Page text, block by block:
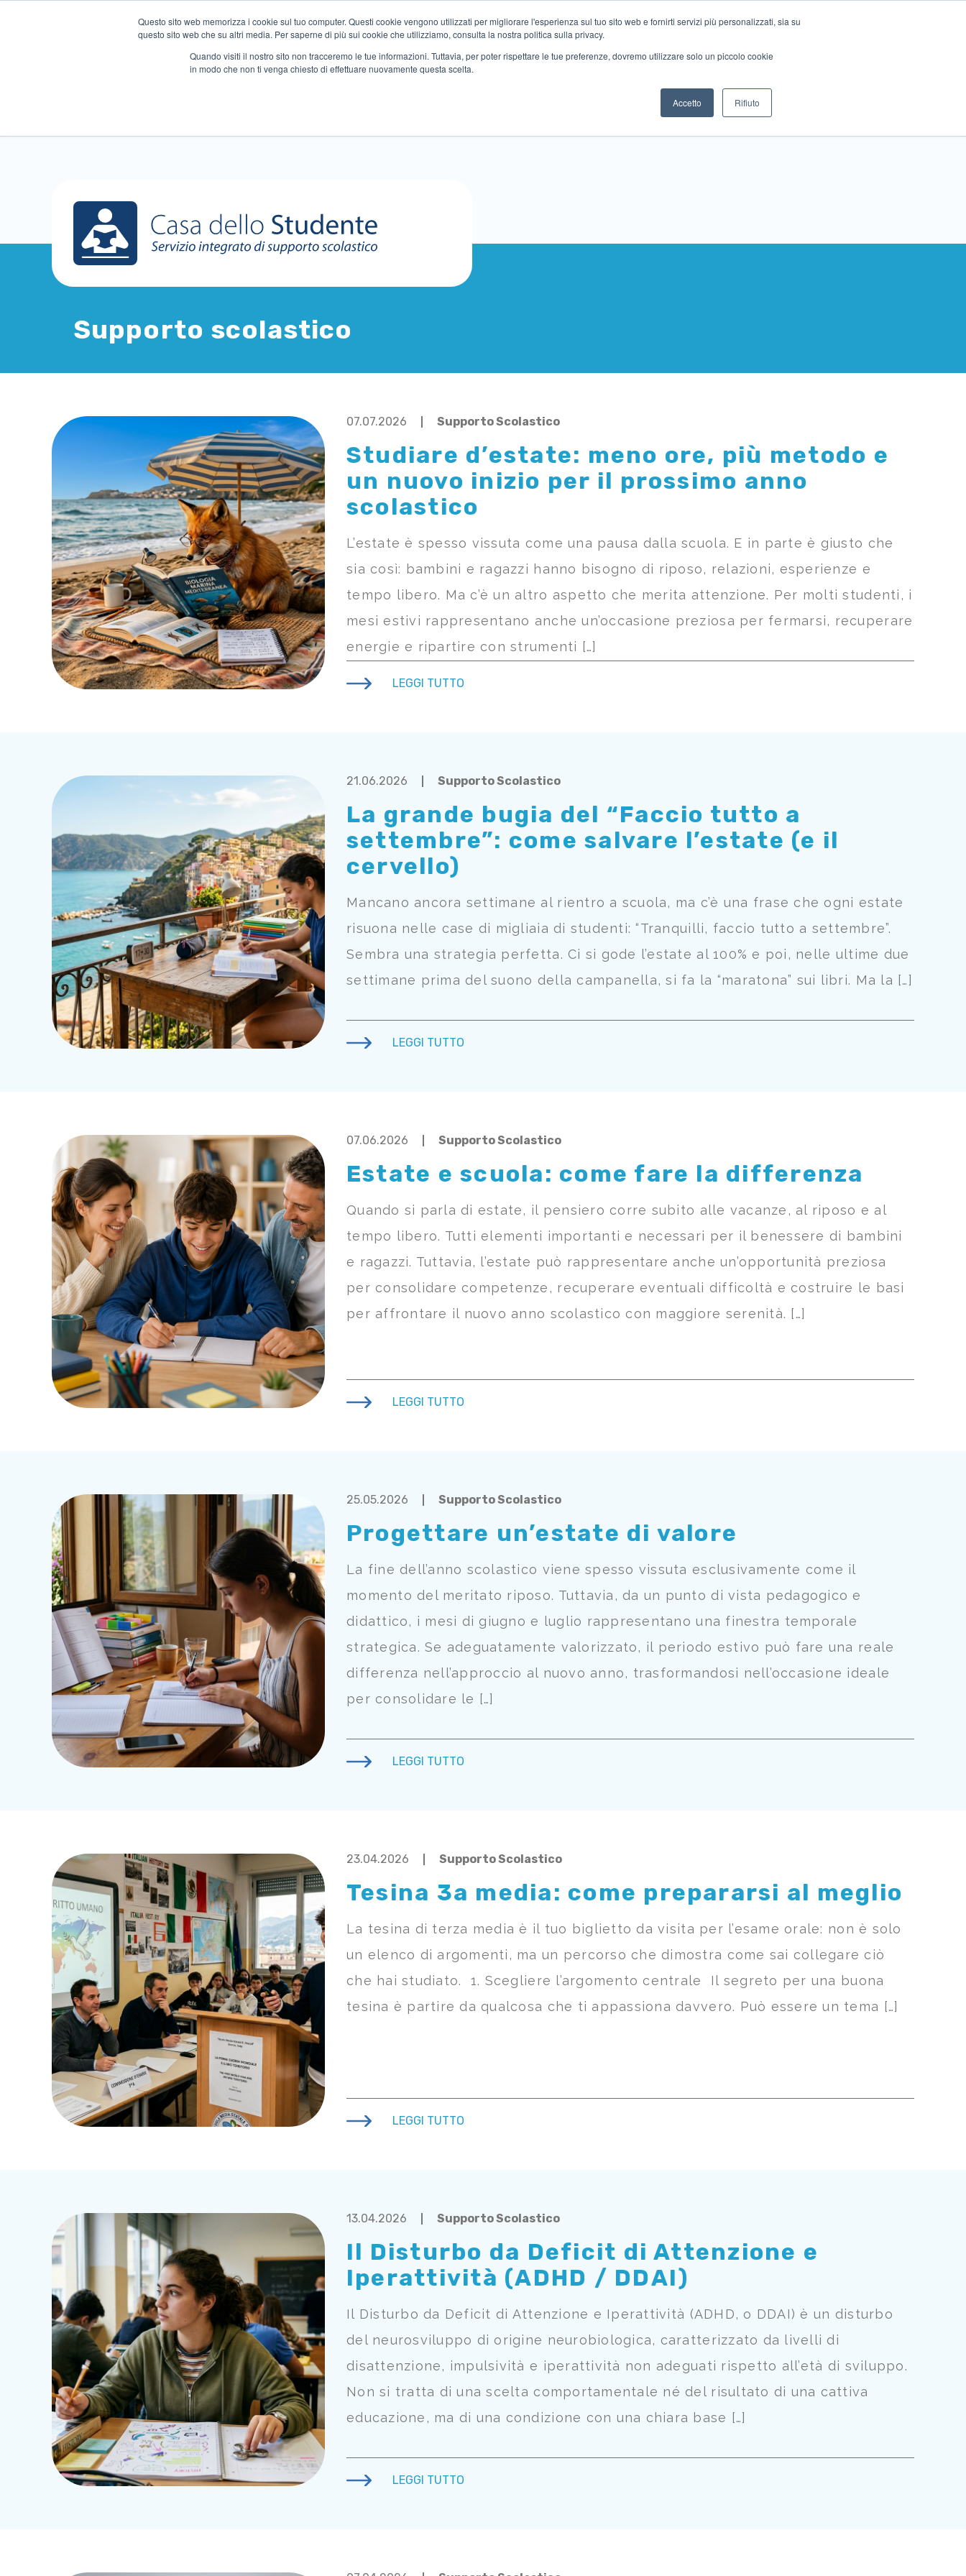
Questo sito web memorizza i cookie sul tuo computer. Questi cookie vengono utilizzati per migliorare l'esperienza sul tuo sito web e fornirti servizi più personalizzati, sia su
questo sito web che su altri media. Per saperne di più sui cookie che utilizziamo, consulta la nostra politica sulla privacy.
Quando visiti il ​​nostro sito non tracceremo le tue informazioni. Tuttavia, per poter rispettare le tue preferenze, dovremo utilizzare solo un piccolo cookie
in modo che non ti venga chiesto di effettuare nuovamente questa scelta.
Accetto Rifiuto
Supporto scolastico
07.07.2026 Supporto Scolastico
Studiare d’estate: meno ore, più metodo e
un nuovo inizio per il prossimo anno
scolastico
L’estate è spesso vissuta come una pausa dalla scuola. E in parte è giusto che
sia così: bambini e ragazzi hanno bisogno di riposo, relazioni, esperienze e
tempo libero. Ma c’è un altro aspetto che merita attenzione. Per molti studenti, i
mesi estivi rappresentano anche un’occasione preziosa per fermarsi, recuperare
energie e ripartire con strumenti […]
LEGGI TUTTO
21.06.2026 Supporto Scolastico
La grande bugia del “Faccio tutto a
settembre”: come salvare l’estate (e il
cervello)
Mancano ancora settimane al rientro a scuola, ma c’è una frase che ogni estate
risuona nelle case di migliaia di studenti: “Tranquilli, faccio tutto a settembre”.
Sembra una strategia perfetta. Ci si gode l’estate al 100% e poi, nelle ultime due
settimane prima del suono della campanella, si fa la “maratona” sui libri. Ma la […]
LEGGI TUTTO
07.06.2026 Supporto Scolastico
Estate e scuola: come fare la differenza
Quando si parla di estate, il pensiero corre subito alle vacanze, al riposo e al
tempo libero. Tutti elementi importanti e necessari per il benessere di bambini
e ragazzi. Tuttavia, l’estate può rappresentare anche un’opportunità preziosa
per consolidare competenze, recuperare eventuali difficoltà e costruire le basi
per affrontare il nuovo anno scolastico con maggiore serenità. […]
LEGGI TUTTO
25.05.2026 Supporto Scolastico
Progettare un’estate di valore
La fine dell’anno scolastico viene spesso vissuta esclusivamente come il
momento del meritato riposo. Tuttavia, da un punto di vista pedagogico e
didattico, i mesi di giugno e luglio rappresentano una finestra temporale
strategica. Se adeguatamente valorizzato, il periodo estivo può fare una reale
differenza nell’approccio al nuovo anno, trasformandosi nell’occasione ideale
per consolidare le […]
LEGGI TUTTO
23.04.2026 Supporto Scolastico
Tesina 3a media: come prepararsi al meglio
La tesina di terza media è il tuo biglietto da visita per l’esame orale: non è solo
un elenco di argomenti, ma un percorso che dimostra come sai collegare ciò
che hai studiato. 1. Scegliere l’argomento centrale Il segreto per una buona
tesina è partire da qualcosa che ti appassiona davvero. Può essere un tema […]
LEGGI TUTTO
13.04.2026 Supporto Scolastico
Il Disturbo da Deficit di Attenzione e
Iperattività (ADHD / DDAI)
Il Disturbo da Deficit di Attenzione e Iperattività (ADHD, o DDAI) è un disturbo
del neurosviluppo di origine neurobiologica, caratterizzato da livelli di
disattenzione, impulsività e iperattività non adeguati rispetto all’età di sviluppo.
Non si tratta di una scelta comportamentale né del risultato di una cattiva
educazione, ma di una condizione con una chiara base […]
LEGGI TUTTO